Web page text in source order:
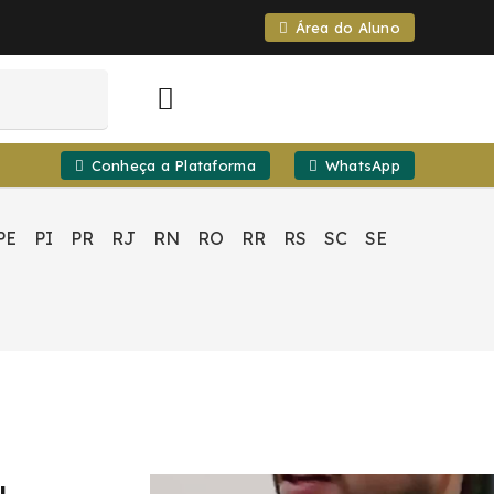
Área do Aluno
Conheça a Plataforma WhatsApp
PI PR RJ RN RO RR RS SC SE